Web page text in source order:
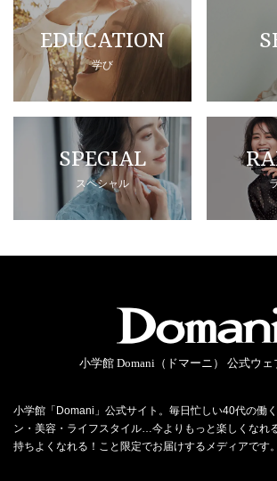
EDUCATION
学び
SPECIAL
スペシャル
小学館 Domani（ドマーニ） 公式ウェ
小学館「Domani」公式サイト。毎日忙しい40代の働
ン・美容・ライフスタイル…今よりもっと楽しくなれ
持ちよくなれる！こと限定でお届けするメディアです。